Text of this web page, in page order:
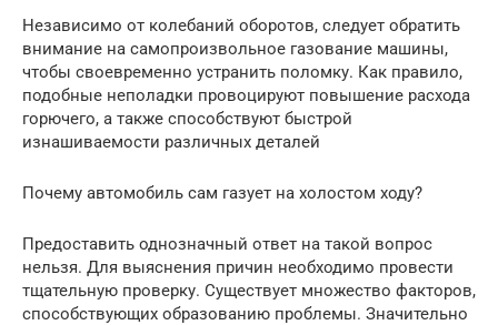
Независимо от колебаний оборотов, следует обратить
внимание на самопроизвольное газование машины,
чтобы своевременно устранить поломку. Как правило,
подобные неполадки провоцируют повышение расхода
горючего, а также способствуют быстрой
изнашиваемости различных деталей
Почему автомобиль сам газует на холостом ходу?
Предоставить однозначный ответ на такой вопрос
нельзя. Для выяснения причин необходимо провести
тщательную проверку. Существует множество факторов,
способствующих образованию проблемы. Значительно